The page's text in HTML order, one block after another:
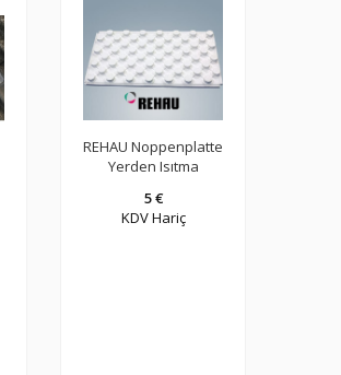
REHAU Noppenplatte
Yerden Isıtma
331833001
5 €
KDV Hariç